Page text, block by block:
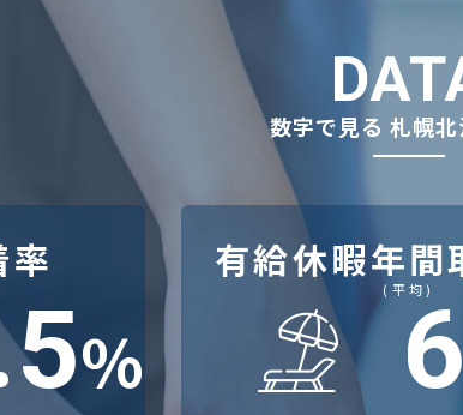
数字で見る 札幌
率
%
有給休暇年間
(平均)